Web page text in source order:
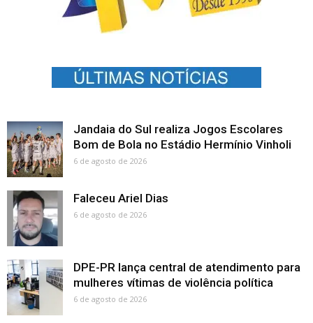
Jandaia do Sul realiza Jogos Escolares
Bom de Bola no Estádio Hermínio Vinholi
6 de agosto de 2026
Faleceu Ariel Dias
6 de agosto de 2026
DPE-PR lança central de atendimento para
mulheres vítimas de violência política
6 de agosto de 2026